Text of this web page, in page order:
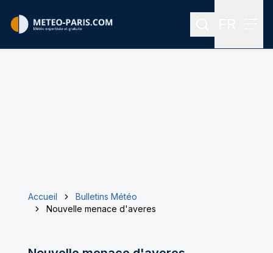
Rechercher
Accueil
Bulletins Météo
Nouvelle menace d'averes